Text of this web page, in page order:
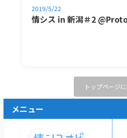
2019/5/22
情シス in 新潟＃2
トップページ
メニュー